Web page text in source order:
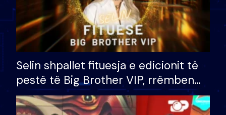
Selin shpallet fituesja e edicionit të
pestë të Big Brother VIP, rrëmben
çmimin e madh prej 100 mijë eurosh